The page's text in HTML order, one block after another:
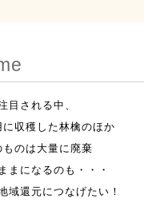
目される中、
収穫した林檎のほか
のは大量に廃棄
まになるのも・・・
域還元につなげたい！